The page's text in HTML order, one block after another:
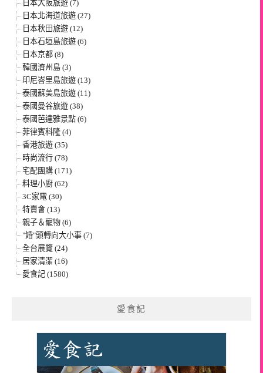
日本大阪旅遊 (7)
日本北海道旅遊 (27)
日本秋田旅遊 (12)
日本石垣島旅遊 (6)
日本京都 (8)
韓國濟州島 (3)
印尼峇里島旅遊 (13)
泰國蘇美島旅遊 (11)
泰國曼谷旅遊 (38)
泰國芭達雅景點 (6)
菲律賓科隆 (4)
香港旅遊 (35)
時尚流行 (78)
宅配團購 (171)
料理小廚 (62)
3C家電 (30)
特賣會 (13)
親子＆寵物 (6)
"婚"頭轉向大小事 (7)
全台展覽 (24)
居家清潔 (16)
愛食記 (1580)
愛食記